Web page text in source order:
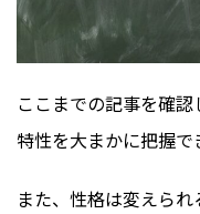
ここまでの記事を確
特性を大まかに把握
また、性格は変えら